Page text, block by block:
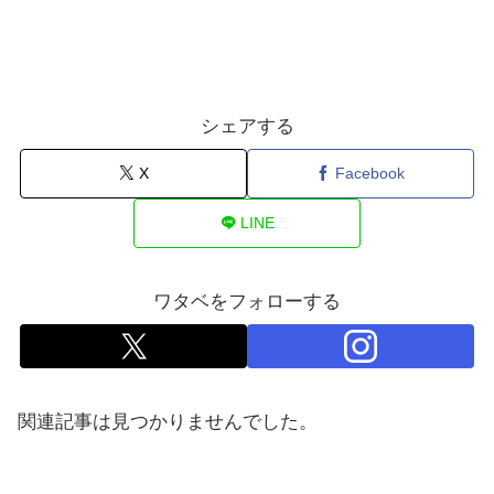
シェアする
X Facebook
LINE
ワタベをフォローする
関連記事は見つかりませんでした。